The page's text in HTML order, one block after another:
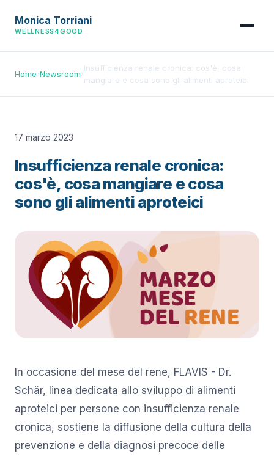
Monica Torriani
WELLNESS4GOOD
Home›Newsroom›
Insufficienza renale cronica: cos'è, cosa
mangiare e cosa sono gli alimenti aproteici
17 marzo 2023
Insufficienza renale cronica:
cos'è, cosa mangiare e cosa
sono gli alimenti aproteici
In occasione del mese del rene, FLAVIS - Dr.
Schär, linea dedicata allo sviluppo di alimenti
aproteici per persone con insufficienza renale
cronica, sostiene la diffusione della cultura della
prevenzione e della diagnosi precoce delle